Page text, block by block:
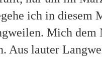
ich in diesem
Mich dem
Aus lauter